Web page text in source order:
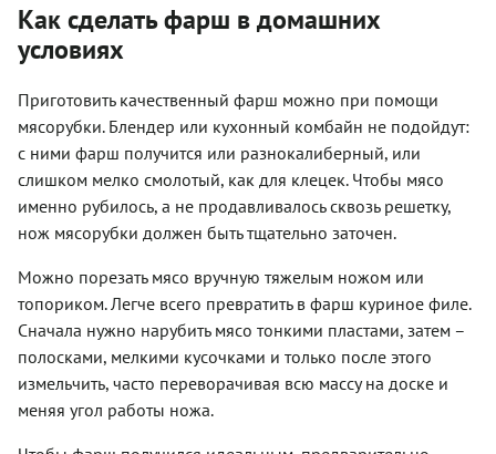
Как сделать фарш в домашних
условиях
Приготовить качественный фарш можно при помощи
мясорубки. Блендер или кухонный комбайн не подойдут:
с ними фарш получится или разнокалиберный, или
слишком мелко смолотый, как для клецек. Чтобы мясо
именно рубилось, а не продавливалось сквозь решетку,
нож мясорубки должен быть тщательно заточен.
Можно порезать мясо вручную тяжелым ножом или
топориком. Легче всего превратить в фарш куриное филе.
Сначала нужно нарубить мясо тонкими пластами, затем –
полосками, мелкими кусочками и только после этого
измельчить, часто переворачивая всю массу на доске и
меняя угол работы ножа.